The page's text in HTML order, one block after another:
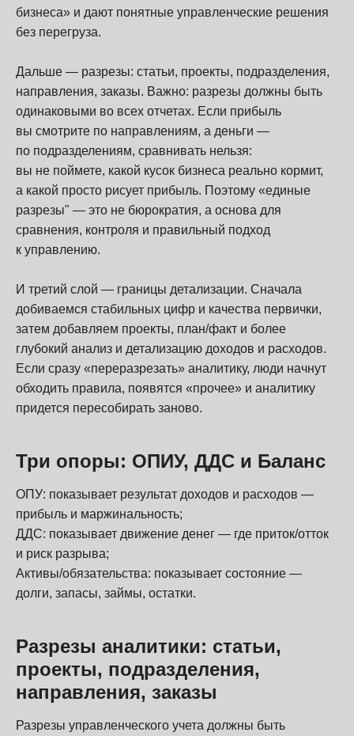
бизнеса» и дают понятные управленческие решения
без перегруза.
Дальше — разрезы: статьи, проекты, подразделения,
направления, заказы. Важно: разрезы должны быть
одинаковыми во всех отчетах. Если прибыль
вы смотрите по направлениям, а деньги —
по подразделениям, сравнивать нельзя:
вы не поймете, какой кусок бизнеса реально кормит,
а какой просто рисует прибыль. Поэтому «единые
разрезы" — это не бюрократия, а основа для
сравнения, контроля и правильный подход
к управлению.
И третий слой — границы детализации. Сначала
добиваемся стабильных цифр и качества первички,
затем добавляем проекты, план/факт и более
глубокий анализ и детализацию доходов и расходов.
Если сразу «переразрезать» аналитику, люди начнут
обходить правила, появятся «прочее» и аналитику
придется пересобирать заново.
Три опоры: ОПИУ, ДДС и Баланс
ОПУ: показывает результат доходов и расходов —
прибыль и маржинальность;
ДДС: показывает движение денег — где приток/отток
и риск разрыва;
Активы/обязательства: показывает состояние —
долги, запасы, займы, остатки.
Разрезы аналитики: статьи,
проекты, подразделения,
направления, заказы
Разрезы управленческого учета должны быть